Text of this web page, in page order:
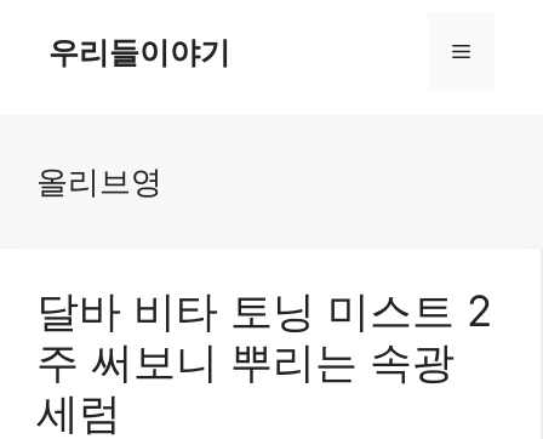
우리들이야기 메
올리브영
달바 비타 토닝 미스트 2
주 써보니 뿌리는 속광
세럼